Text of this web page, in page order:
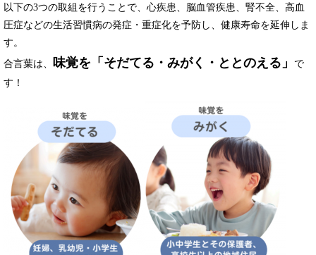
以下の3つの取組を行うことで、心疾患、脳血管疾患、腎不全、高血
圧症などの生活習慣病の発症・重症化を予防し、健康寿命を延伸しま
す。
合言葉は、
味覚を「そだてる・みがく・ととのえる」
で
す！